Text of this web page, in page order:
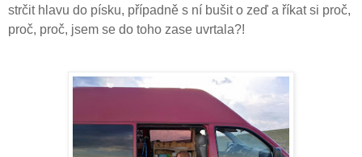
strčit hlavu do písku, případně s ní bušit o zeď a říkat si proč,
proč, proč, jsem se do toho zase uvrtala?!